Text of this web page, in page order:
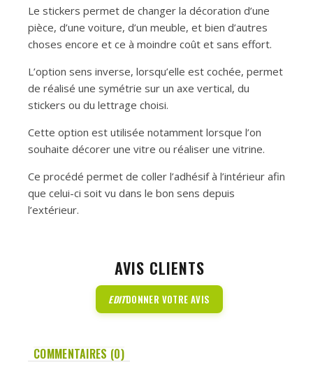
Le stickers permet de changer la décoration d’une
pièce, d’une voiture, d’un meuble, et bien d’autres
choses encore et ce à moindre coût et sans effort.
L’option sens inverse, lorsqu’elle est cochée, permet
de réalisé une symétrie sur un axe vertical, du
stickers ou du lettrage choisi.
Cette option est utilisée notamment lorsque l’on
souhaite décorer une vitre ou réaliser une vitrine.
Ce procédé permet de coller l’adhésif à l’intérieur afin
que celui-ci soit vu dans le bon sens depuis
l’extérieur.
AVIS CLIENTS
EDITDONNER VOTRE AVIS
COMMENTAIRES (0)